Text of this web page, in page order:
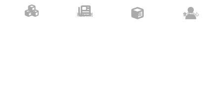
箱大師（連品包裝企業社）
現貨
現貨印刷 訂製 會員中心